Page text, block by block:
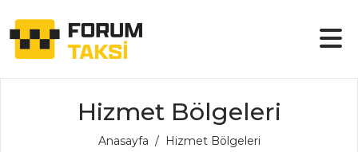
Hizmet Bölgeleri
Anasayfa Hizmet Bölgeleri